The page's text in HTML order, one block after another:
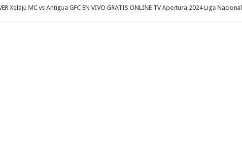
Xelajú MC vs Antigua GFC EN VIVO GRATIS ONLINE TV Apertura 2024 Liga Nacional